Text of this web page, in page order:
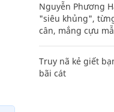
Nguyễn Phương
"siêu khủng",
cân, mắng cựu
Truy nã kẻ giết
bãi cát